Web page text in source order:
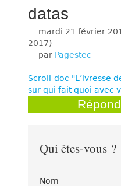
datas
mardi 21 février
2017)
par Pagestec
Scroll-doc "L’ivresse
sur qui fait quoi avec
Qui êtes-vous ?
Nom